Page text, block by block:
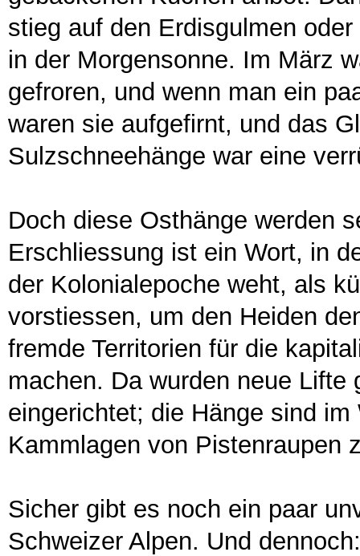
stieg auf den Erdisgulmen
in der Morgensonne. Im März
gefroren, und wenn man ein
waren sie aufgefirnt, und das
Sulzschneehänge war eine
Doch diese Osthänge werden
Erschliessung ist ein Wort, in
der Kolonialepoche weht, als
vorstiessen, um den Heiden
fremde Territorien für die
machen. Da wurden neue Lifte
eingerichtet; die Hänge sind
Kammlagen von Pistenraupen
Sicher gibt es noch ein paar
Schweizer Alpen. Und